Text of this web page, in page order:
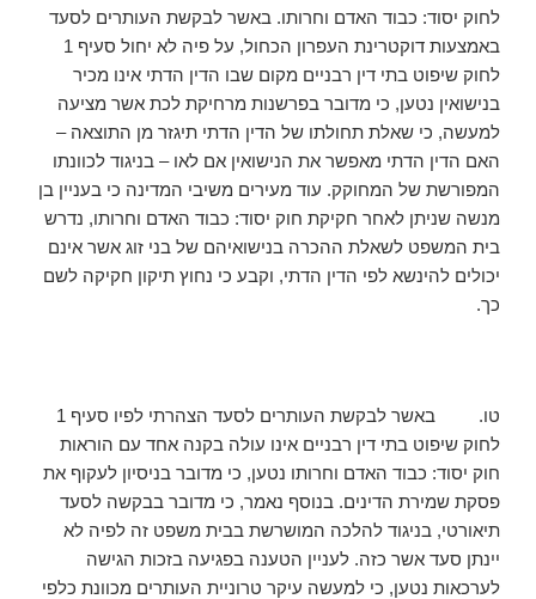
לחוק יסוד: כבוד האדם וחרותו. באשר לבקשת העותרים לסעד
באמצעות דוקטרינת העפרון הכחול, על פיה לא יחול סעיף 1
לחוק שיפוט בתי דין רבניים מקום שבו הדין הדתי אינו מכיר
בנישואין נטען, כי מדובר בפרשנות מרחיקת לכת אשר מציעה
למעשה, כי שאלת תחולתו של הדין הדתי תיגזר מן התוצאה –
האם הדין הדתי מאפשר את הנישואין אם לאו – בניגוד לכוונתו
המפורשת של המחוקק. עוד מעירים משיבי המדינה כי בעניין בן
מנשה שניתן לאחר חקיקת חוק יסוד: כבוד האדם וחרותו, נדרש
בית המשפט לשאלת ההכרה בנישואיהם של בני זוג אשר אינם
יכולים להינשא לפי הדין הדתי, וקבע כי נחוץ תיקון חקיקה לשם
כך.
טו. באשר לבקשת העותרים לסעד הצהרתי לפיו סעיף 1
לחוק שיפוט בתי דין רבניים אינו עולה בקנה אחד עם הוראות
חוק יסוד: כבוד האדם וחרותו נטען, כי מדובר בניסיון לעקוף את
פסקת שמירת הדינים. בנוסף נאמר, כי מדובר בבקשה לסעד
תיאורטי, בניגוד להלכה המושרשת בבית משפט זה לפיה לא
יינתן סעד אשר כזה. לעניין הטענה בפגיעה בזכות הגישה
לערכאות נטען, כי למעשה עיקר טרוניית העותרים מכוונת כלפי